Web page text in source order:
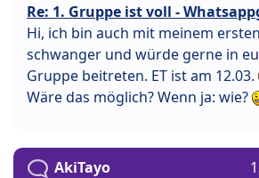
Re: 1. Gruppe ist voll -
Hi, ich bin auch mit meinem
schwanger und würde gerne in
Gruppe beitreten. ET ist am 12.03.
Wäre das möglich? Wenn ja: wie?
AkiTayo